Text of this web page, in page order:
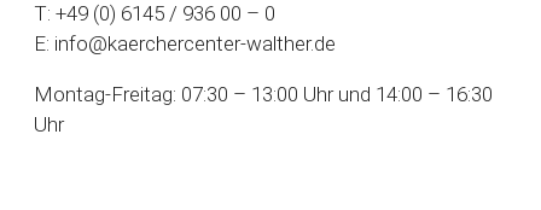
T: +49 (0) 6145 / 936 00 – 0
E: info@kaerchercenter-walther.de
Montag-Freitag: 07:30 – 13:00 Uhr und 14:00 – 16:30
Uhr